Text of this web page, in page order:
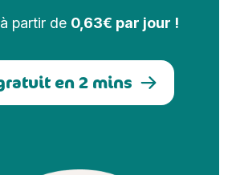
partir de 0,63€ par jour !
en 2 mins